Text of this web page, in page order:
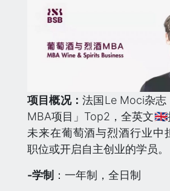
项目概况：法国Le Moci杂志
MBA项目」Top2，全英文🇬🇧
未来在葡萄酒与烈酒行业中
职位或开启自主创业的学员。
-学制 ：一年制，全日制